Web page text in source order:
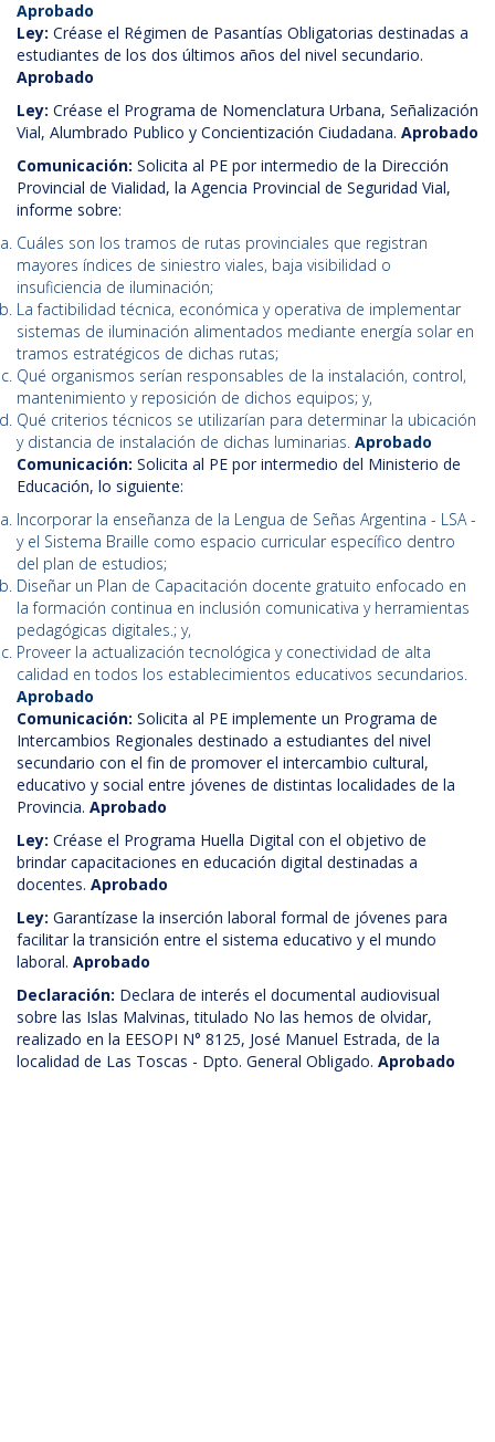
Aprobado
Ley: Créase el Régimen de Pasantías Obligatorias destinadas a
estudiantes de los dos últimos años del nivel secundario.
Aprobado
Ley: Créase el Programa de Nomenclatura Urbana, Señalización
Vial, Alumbrado Publico y Concientización Ciudadana. Aprobado
Comunicación: Solicita al PE por intermedio de la Dirección
Provincial de Vialidad, la Agencia Provincial de Seguridad Vial,
informe sobre:
Cuáles son los tramos de rutas provinciales que registran
mayores índices de siniestro viales, baja visibilidad o
insuficiencia de iluminación;
La factibilidad técnica, económica y operativa de implementar
sistemas de iluminación alimentados mediante energía solar en
tramos estratégicos de dichas rutas;
Qué organismos serían responsables de la instalación, control,
mantenimiento y reposición de dichos equipos; y,
Qué criterios técnicos se utilizarían para determinar la ubicación
y distancia de instalación de dichas luminarias. Aprobado
Comunicación: Solicita al PE por intermedio del Ministerio de
Educación, lo siguiente:
Incorporar la enseñanza de la Lengua de Señas Argentina - LSA -
y el Sistema Braille como espacio curricular específico dentro
del plan de estudios;
Diseñar un Plan de Capacitación docente gratuito enfocado en
la formación continua en inclusión comunicativa y herramientas
pedagógicas digitales.; y,
Proveer la actualización tecnológica y conectividad de alta
calidad en todos los establecimientos educativos secundarios.
Aprobado
Comunicación: Solicita al PE implemente un Programa de
Intercambios Regionales destinado a estudiantes del nivel
secundario con el fin de promover el intercambio cultural,
educativo y social entre jóvenes de distintas localidades de la
Provincia. Aprobado
Ley: Créase el Programa Huella Digital con el objetivo de
brindar capacitaciones en educación digital destinadas a
docentes. Aprobado
Ley: Garantízase la inserción laboral formal de jóvenes para
facilitar la transición entre el sistema educativo y el mundo
laboral. Aprobado
Declaración: Declara de interés el documental audiovisual
sobre las Islas Malvinas, titulado No las hemos de olvidar,
realizado en la EESOPI N° 8125, José Manuel Estrada, de la
localidad de Las Toscas - Dpto. General Obligado. Aprobado